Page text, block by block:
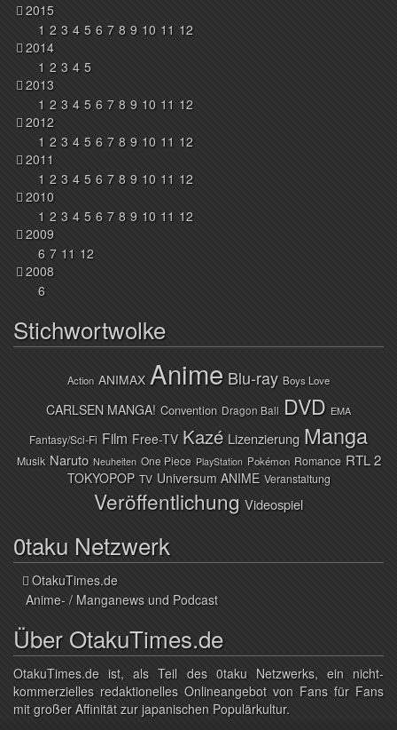
2015
1 2 3 4 5 6 7 8 9 10 11 12
2014
1 2 3 4 5
2013
1 2 3 4 5 6 7 8 9 10 11 12
2012
1 2 3 4 5 6 7 8 9 10 11 12
2011
1 2 3 4 5 6 7 8 9 10 11 12
2010
1 2 3 4 5 6 7 8 9 10 11 12
2009
6 7 11 12
2008
6
Stichwortwolke
Action ANIMAX Anime Blu-ray Boys Love
CARLSEN MANGA! Convention Dragon Ball DVD EMA
Fantasy/Sci-Fi Film Free-TV Kazé Lizenzierung Manga
Musik Naruto Neuheiten One Piece PlayStation Pokémon Romance RTL 2
TOKYOPOP TV Universum ANIME Veranstaltung
Veröffentlichung Videospiel
0taku Netzwerk
OtakuTimes.de
Anime- / Manganews und Podcast
Über OtakuTimes.de
OtakuTimes.de ist, als Teil des 0taku Netzwerks, ein nicht-
kommerzielles redaktionelles Onlineangebot von Fans für Fans
mit großer Affinität zur japanischen Populärkultur.